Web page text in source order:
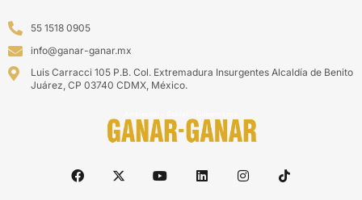
55 1518 0905
info@ganar-ganar.mx
Luis Carracci 105 P.B. Col. Extremadura Insurgentes Alcaldía de Benito
Juárez, CP 03740 CDMX, México.